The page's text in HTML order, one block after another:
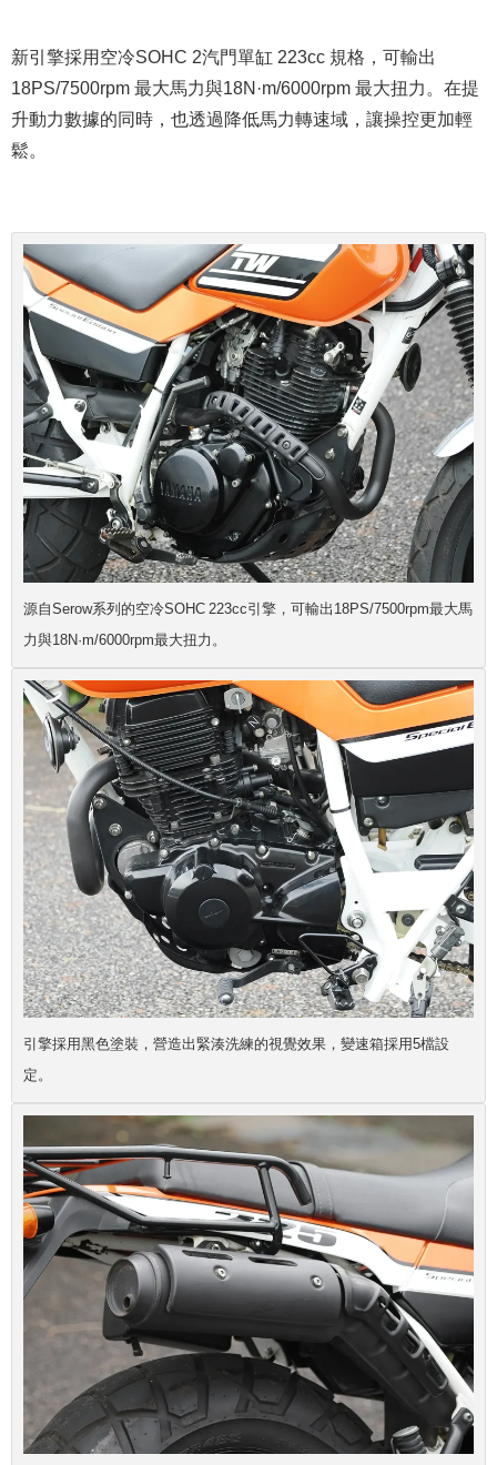
新引擎採用空冷SOHC 2汽門單缸 223cc 規格，可輸出
18PS/7500rpm 最大馬力與18N·m/6000rpm 最大扭力。在提
升動力數據的同時，也透過降低馬力轉速域，讓操控更加輕
鬆。
源自Serow系列的空冷SOHC 223cc引擎，可輸出18PS/7500rpm最大馬
力與18N·m/6000rpm最大扭力。
引擎採用黑色塗裝， 營造出緊湊洗練的視覺效果，變速箱採用5檔設
定。